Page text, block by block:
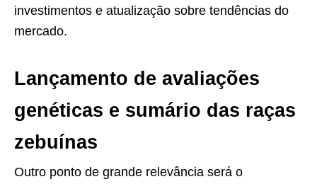
investimentos e atualização sobre tendências do
mercado.
Lançamento de avaliações
genéticas e sumário das raças
zebuínas
Outro ponto de grande relevância será o